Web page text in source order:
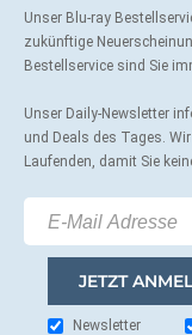
Unser Blu-ray
zukünftige
Bestellservice sind Sie
Unser Daily-Newsletter
und Deals des Tages.
Laufenden, damit Sie
Newsletter